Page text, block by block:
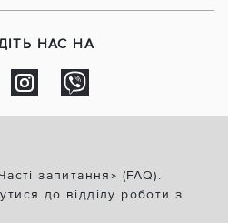
НАС НА
запитання» (FAQ).
до відділу роботи з